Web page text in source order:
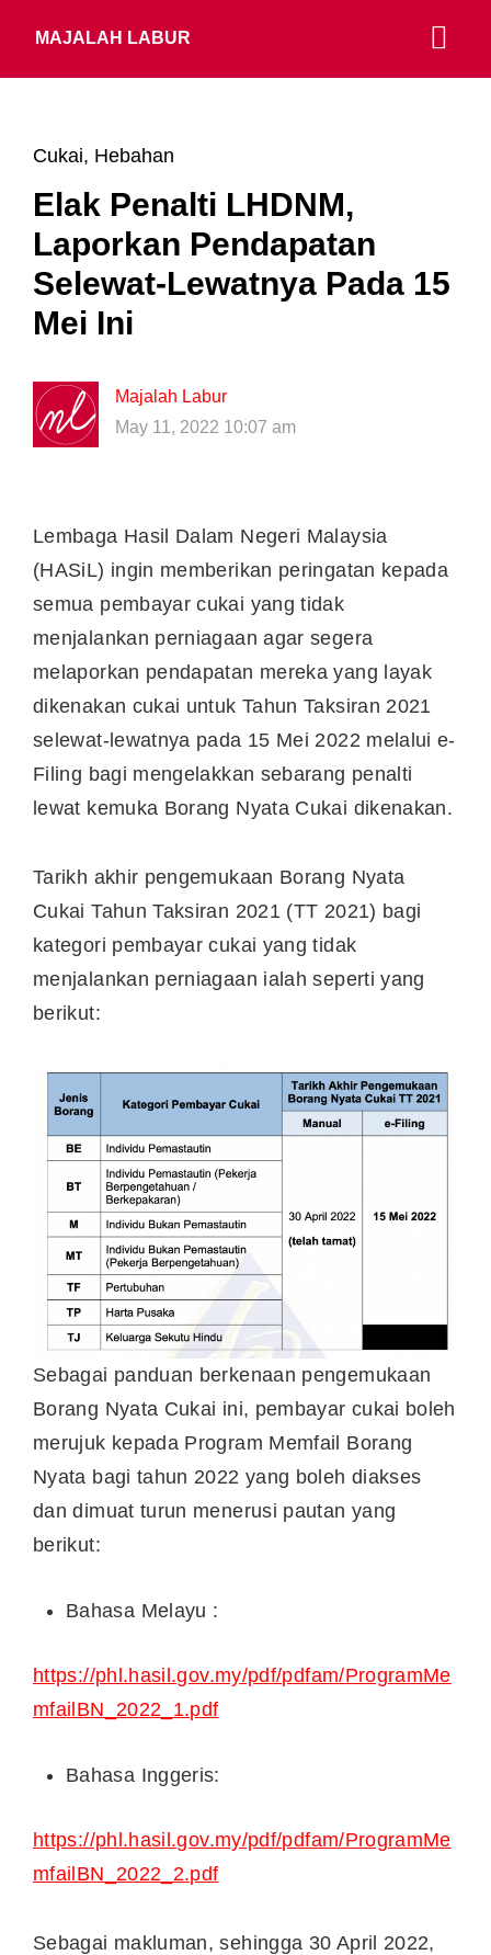
MAJALAH LABUR
Cukai, Hebahan
Elak Penalti LHDNM,
Laporkan Pendapatan
Selewat-Lewatnya Pada 15
Mei Ini
Majalah Labur
May 11, 2022 10:07 am
Lembaga Hasil Dalam Negeri Malaysia
(HASiL) ingin memberikan peringatan kepada
semua pembayar cukai yang tidak
menjalankan perniagaan agar segera
melaporkan pendapatan mereka yang layak
dikenakan cukai untuk Tahun Taksiran 2021
selewat-lewatnya pada 15 Mei 2022 melalui e-
Filing bagi mengelakkan sebarang penalti
lewat kemuka Borang Nyata Cukai dikenakan.
Tarikh akhir pengemukaan Borang Nyata
Cukai Tahun Taksiran 2021 (TT 2021) bagi
kategori pembayar cukai yang tidak
menjalankan perniagaan ialah seperti yang
berikut:
Sebagai panduan berkenaan pengemukaan
Borang Nyata Cukai ini, pembayar cukai boleh
merujuk kepada Program Memfail Borang
Nyata bagi tahun 2022 yang boleh diakses
dan dimuat turun menerusi pautan yang
berikut:
Bahasa Melayu :
https://phl.hasil.gov.my/pdf/pdfam/ProgramMe
mfailBN_2022_1.pdf
Bahasa Inggeris:
https://phl.hasil.gov.my/pdf/pdfam/ProgramMe
mfailBN_2022_2.pdf
Sebagai makluman, sehingga 30 April 2022,